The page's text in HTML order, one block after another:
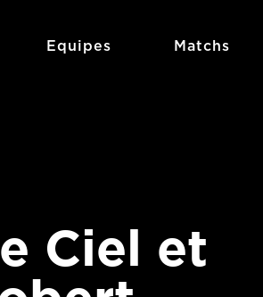
Equipes Matchs
Ciel et